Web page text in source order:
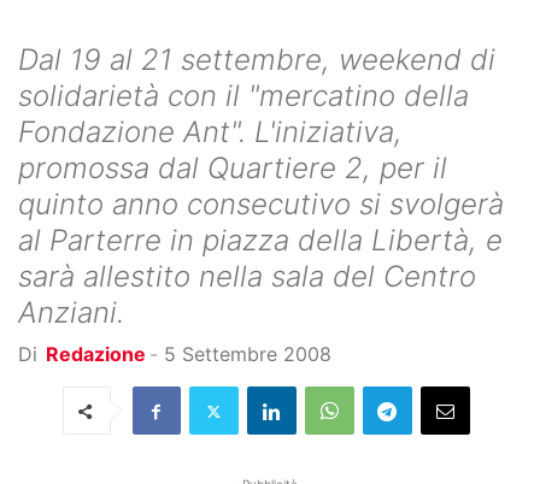
Dal 19 al 21 settembre, weekend di
solidarietà con il "mercatino della
Fondazione Ant". L'iniziativa,
promossa dal Quartiere 2, per il
quinto anno consecutivo si svolgerà
al Parterre in piazza della Libertà, e
sarà allestito nella sala del Centro
Anziani.
Di Redazione - 5 Settembre 2008